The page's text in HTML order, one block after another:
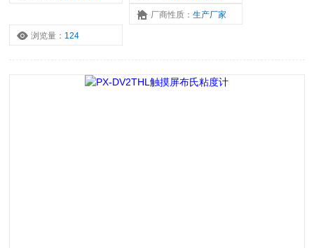
下可测的最大粘度值，及其满量程百分比值等内容。
厂商性质： 生产厂家
浏览量： 124